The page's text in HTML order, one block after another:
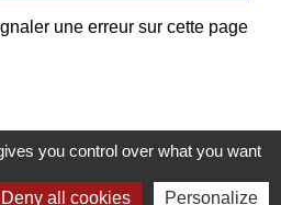
une erreur sur cette page
de Pullay
you control over what you want
Deny all cookies Personalize